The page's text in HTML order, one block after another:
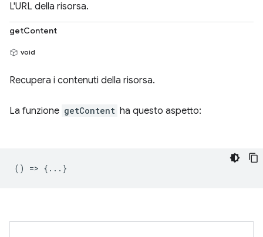
L'URL della risorsa.
getContent
void
Recupera i contenuti della risorsa.
La funzione getContent ha questo aspetto:
() => {...}